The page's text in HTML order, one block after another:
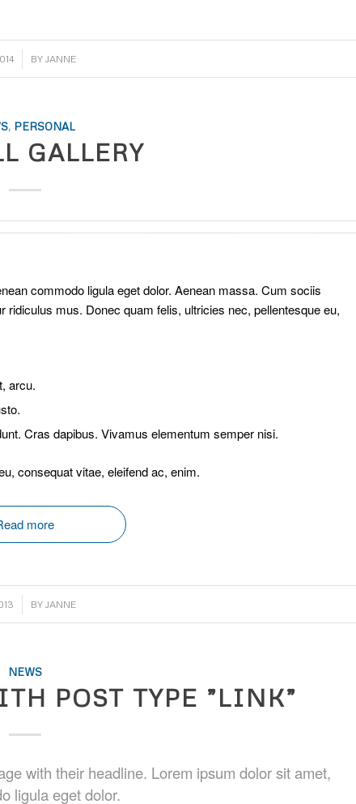
BY JANNE
, PERSONAL
GALLERY
commodo ligula eget dolor. Aenean massa. Cum sociis
mus. Donec quam felis, ultricies nec, pellentesque eu,
arcu.
Cras dapibus. Vivamus elementum semper nisi.
consequat vitae, eleifend ac, enim.
more
BYJANNE
NEWS
POST TYPE ”LINK”
with their headline. Lorem ipsum dolor sit amet,
ligula eget dolor.